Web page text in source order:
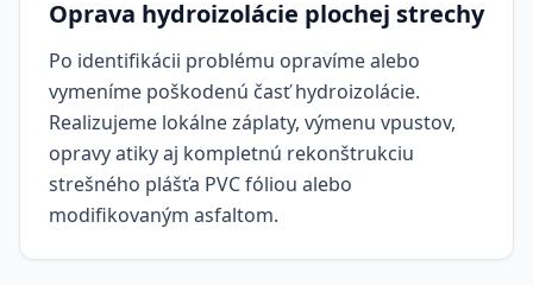
Oprava hydroizolácie plochej strechy
Po identifikácii problému opravíme alebo
vymeníme poškodenú časť hydroizolácie.
Realizujeme lokálne záplaty, výmenu vpustov,
opravy atiky aj kompletnú rekonštrukciu
strešného plášťa PVC fóliou alebo
modifikovaným asfaltom.